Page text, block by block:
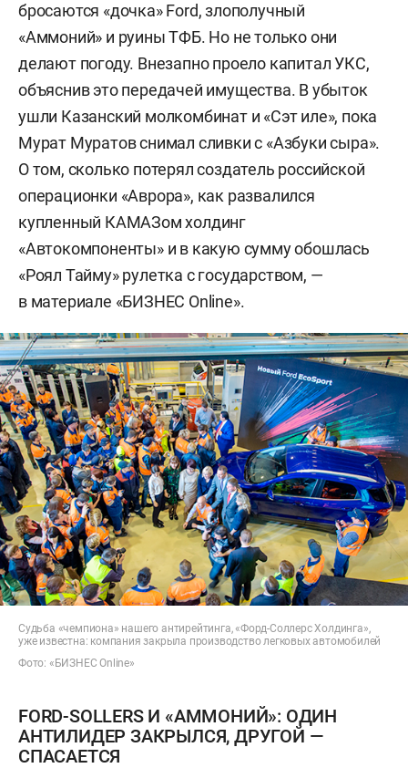
бросаются «дочка» Ford, злополучный
«Аммоний» и руины ТФБ. Но не только они
делают погоду. Внезапно проело капитал УКС,
объяснив это передачей имущества. В убыток
ушли Казанский молкомбинат и «Сэт иле», пока
Мурат Муратов снимал сливки с «Азбуки сыра».
О том, сколько потерял создатель российской
операционки «Аврора», как развалился
купленный КАМАЗом холдинг
«Автокомпоненты» и в какую сумму обошлась
«Роял Тайму» рулетка с государством, —
в материале «БИЗНЕС Online».
Судьба «чемпиона» нашего антирейтинга, «Форд-Соллерс Холдинга»,
уже известна: компания закрыла производство легковых автомобилей
Фото: «БИЗНЕС Online»
FORD-SOLLERS И «АММОНИЙ»: ОДИН
АНТИЛИДЕР ЗАКРЫЛСЯ, ДРУГОЙ —
СПАСАЕТСЯ